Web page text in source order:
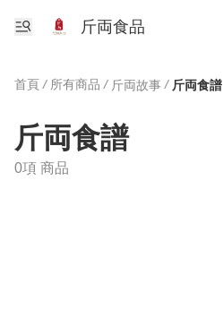
斤両食品
首頁 / 所有商品 / 斤両故事 / 斤両食譜
斤両食譜
0項 商品